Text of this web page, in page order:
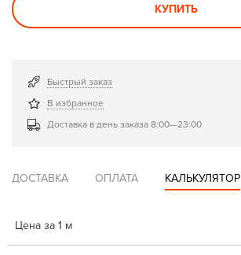
КУПИТЬ
Быстрый заказ
В избранное
Доставка в день заказа 8:00—23:00
ДОСТАВКА ОПЛАТА КАЛЬКУЛЯТОР
Цена за 1 м